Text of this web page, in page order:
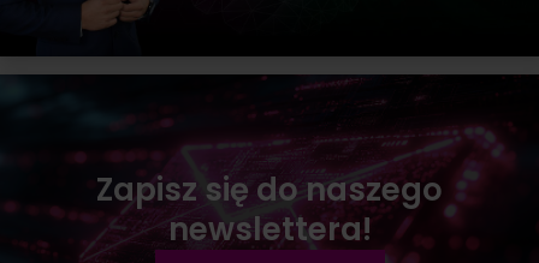
Zapisz się do naszego
newslettera!